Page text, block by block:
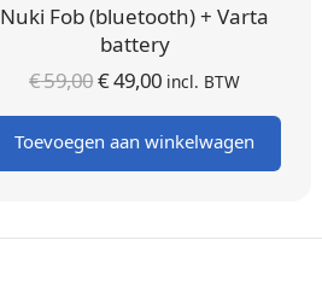
Nuki Fob (bluetooth) + Varta
battery
€59,00Oorspronkelijke
prijs was:
€ 59,00.
€49,00 Huidige
prijs is:
€ 49,00.
incl. BTW
Toevoegen aan winkelwagen